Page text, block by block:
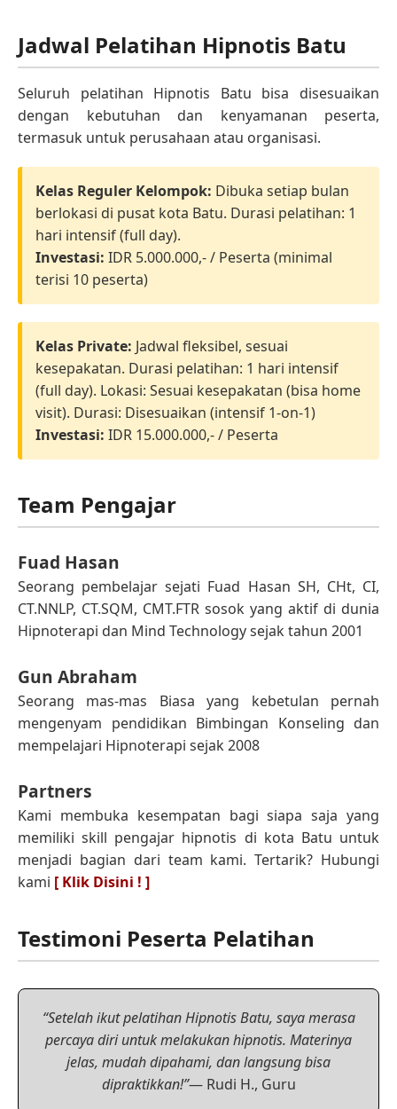
Jadwal Pelatihan Hipnotis Batu
Seluruh pelatihan Hipnotis Batu bisa disesuaikan
dengan kebutuhan dan kenyamanan peserta,
termasuk untuk perusahaan atau organisasi.
Kelas Reguler Kelompok: Dibuka setiap bulan
berlokasi di pusat kota Batu. Durasi pelatihan: 1
hari intensif (full day).
Investasi: IDR 5.000.000,- / Peserta (minimal
terisi 10 peserta)
Kelas Private: Jadwal fleksibel, sesuai
kesepakatan. Durasi pelatihan: 1 hari intensif
(full day). Lokasi: Sesuai kesepakatan (bisa home
visit). Durasi: Disesuaikan (intensif 1-on-1)
Investasi: IDR 15.000.000,- / Peserta
Team Pengajar
Fuad Hasan
Seorang pembelajar sejati Fuad Hasan SH, CHt, CI,
CT.NNLP, CT.SQM, CMT.FTR sosok yang aktif di dunia
Hipnoterapi dan Mind Technology sejak tahun 2001
Gun Abraham
Seorang mas-mas Biasa yang kebetulan pernah
mengenyam pendidikan Bimbingan Konseling dan
mempelajari Hipnoterapi sejak 2008
Partners
Kami membuka kesempatan bagi siapa saja yang
memiliki skill pengajar hipnotis di kota Batu untuk
menjadi bagian dari team kami. Tertarik? Hubungi
kami [ Klik Disini ! ]
Testimoni Peserta Pelatihan
“Setelah ikut pelatihan Hipnotis Batu, saya merasa
percaya diri untuk melakukan hipnotis. Materinya
jelas, mudah dipahami, dan langsung bisa
dipraktikkan!”— Rudi H., Guru